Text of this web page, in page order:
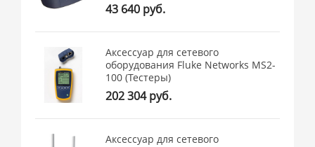
43 640 руб.
Аксессуар для сетевого
оборудования Fluke Networks MS2-
100 (Тестеры)
202 304 руб.
Аксессуар для сетевого